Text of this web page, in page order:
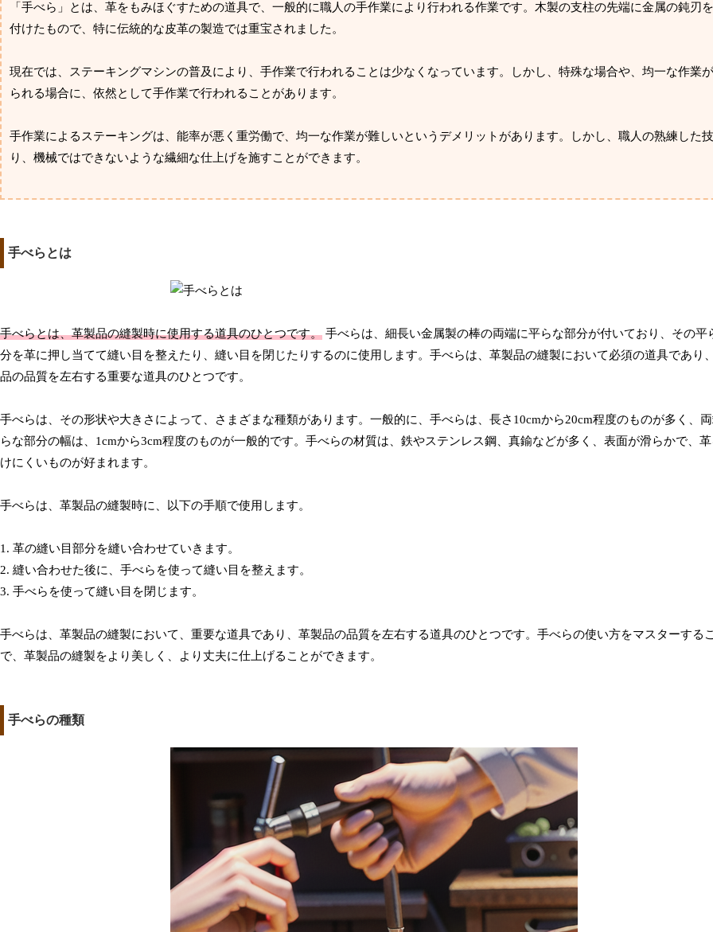
「手べら」とは、革をもみほぐすための道具で、一般的に職人の手作業により行われる作業です。木製の支柱の先端に金属の鈍刃
付けたもので、特に伝統的な皮革の製造では重宝されました。
現在では、ステーキングマシンの普及により、手作業で行われることは少なくなっています。しかし、特殊な場合や、均一な作業
られる場合に、依然として手作業で行われることがあります。
手作業によるステーキングは、能率が悪く重労働で、均一な作業が難しいというデメリットがあります。しかし、職人の熟練した
り、機械ではできないような繊細な仕上げを施すことができます。
手べらとは
手べらとは、革製品の縫製時に使用する道具のひとつです。 手べらは、細長い金属製の棒の両端に平らな部分が付いており、その平
分を革に押し当てて縫い目を整えたり、縫い目を閉じたりするのに使用します。手べらは、革製品の縫製において必須の道具であり
品の品質を左右する重要な道具のひとつです。
手べらは、その形状や大きさによって、さまざまな種類があります。一般的に、手べらは、長さ10cmから20cm程度のものが多く、
らな部分の幅は、1cmから3cm程度のものが一般的です。手べらの材質は、鉄やステンレス鋼、真鍮などが多く、表面が滑らかで、
けにくいものが好まれます。
手べらは、革製品の縫製時に、以下の手順で使用します。
1. 革の縫い目部分を縫い合わせていきます。
2. 縫い合わせた後に、手べらを使って縫い目を整えます。
3. 手べらを使って縫い目を閉じます。
手べらは、革製品の縫製において、重要な道具であり、革製品の品質を左右する道具のひとつです。手べらの使い方をマスターする
で、革製品の縫製をより美しく、より丈夫に仕上げることができます。
手べらの種類